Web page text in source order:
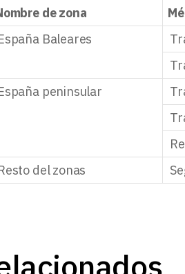
de zona
Baleares
peninsular
del zonas